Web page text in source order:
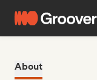
About